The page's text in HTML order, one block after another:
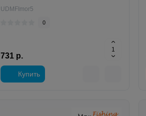
UDMFImor5
0
731 р.
Купить